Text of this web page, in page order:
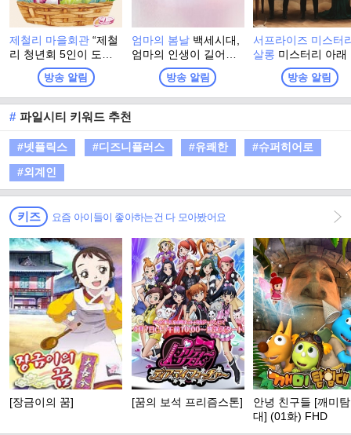
제철리 마을회관“제철
리 청년회 5인이 도시
의 재능을 나누고 시골
의 정을 받으며, 오늘을
가장 빛나는 ‘제철’로 만
들어가는 1박 2일 지역
상생 리얼 버라이어티!”
방송 알림
엄마의 봄날 백세시대,
엄마의 인생이 길어진
다. 백세시대에 발맞춘
엄마의 행복 수명. 오
직, <엄마의 봄날> 재능
은 제쳐놓았던 엄마. 엄
마라는 이름으로 한평
춘이지만 몸은 청춘이
지 못한 엄마를 위해 그
들이 뭉쳤다!
방송 알림
서프라이즈 미스터
살롱 미스터리 아래
겨진 진실을 찾아서
몰입 유발, 순도
리얼 스토리텔링 토
방송 알림
# 파일시티 키워드 추천
#넷플릭스 #디즈니플러스 #유쾌한
#슈퍼히어로
#외계인
키즈 요즘 아이들이 좋아하는건 다 모아봤어요
[장금이의 꿈] [꿈의 보석 프리즘스톤]
안녕 친구들 [깨미
대] (01화) FHD